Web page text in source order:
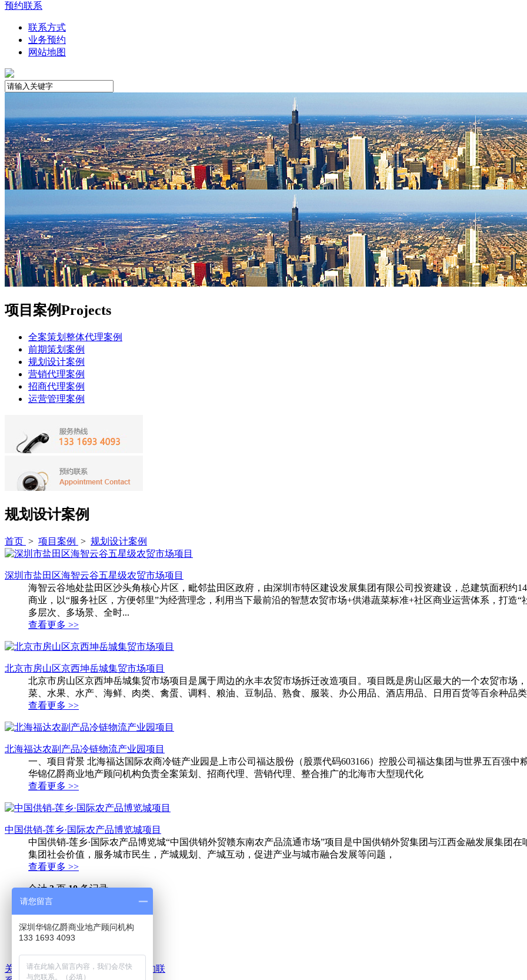
预约联系
联系方式
业务预约
网站地图
项目案例Projects
全案策划整体代理案例
前期策划案例
规划设计案例
营销代理案例
招商代理案例
运营管理案例
规划设计案例
首页 > 项目案例 > 规划设计案例
深圳市盐田区海智云谷五星级农贸市场项目
海智云谷地处盐田区沙头角核心片区，毗邻盐田区政府，由深圳市特区建设发展集团有限公司投资建设，总建筑面积约
商业，以“服务社区，方便邻里”为经营理念，利用当下最前沿的智慧农贸市场+供港蔬菜标准+社区商业运营体系，打造
多层次、多场景、全时...
查看更多 >>
北京市房山区京西坤岳城集贸市场项目
北京市房山区京西坤岳城集贸市场项目是属于周边的永丰农贸市场拆迁改造项目。项目既是房山区最大的一个农贸市场
菜、水果、水产、海鲜、肉类、禽蛋、调料、粮油、豆制品、熟食、服装、办公用品、酒店用品、日用百货等百余种品
查看更多 >>
北海福达农副产品冷链物流产业园项目
一、项目背景 北海福达国际农商冷链产业园是上市公司福达股份（股票代码603166）控股公司福达集团与世界五百强
华锦亿爵商业地产顾问机构负责全案策划、招商代理、营销代理、整合推广的北海市大型现代化
查看更多 >>
中国供销-莲乡·国际农产品博览城项目
中国供销-莲乡·国际农产品博览城“中国供销外贸赣东南农产品流通市场”项目是中国供销外贸集团与江西金融发展集团
集团社会价值，服务城市民生，产城规划、产城互动，促进产业与城市融合发展等问题，
查看更多 >>
合计3页10条记录
1
3
下一页
关于我们|网站地图| 免责声明|
预约联
请您留言
深圳华锦亿爵商业地产顾问机构
133 1693 4093